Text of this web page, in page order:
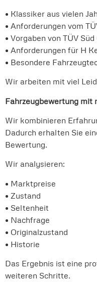
• Klassiker aus vielen
• Anforderungen vom
• Vorgaben von TÜV
• Anforderungen für H
• Besondere
Wir arbeiten mit viel
Fahrzeugbewertung mit
Wir kombinieren
Dadurch erhalten Sie
Bewertung.
Wir analysieren:
• Marktpreise
• Zustand
• Seltenheit
• Nachfrage
• Originalzustand
• Historie
Das Ergebnis ist eine
weiteren Schritte.